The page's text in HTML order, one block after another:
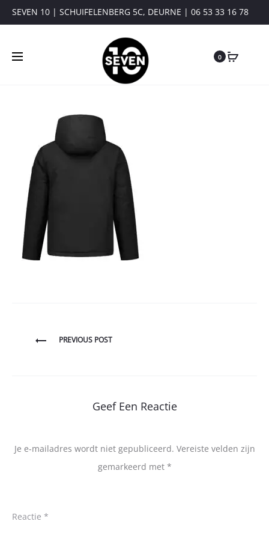
SEVEN 10 | SCHUIFELENBERG 5C, DEURNE | 06 53 33 16 78
0
BerichtPREVIOUS POST
Geef Een Reactie
Je e-mailadres wordt niet gepubliceerd. Vereiste velden zijn
gemarkeerd met *
Reactie *